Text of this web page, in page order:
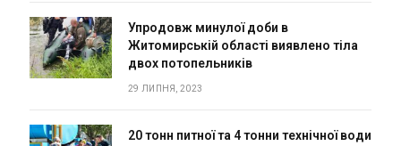
Упродовж минулої доби в
Житомирській області виявлено тіла
двох потопельників
29 ЛИПНЯ, 2023
20 тонн питної та 4 тонни технічної води